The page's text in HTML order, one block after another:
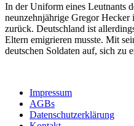
In der Uniform eines Leutnants
neunzehnjährige Gregor
zurück. Deutschland ist
Eltern emigrieren musste. Mit
deutschen Soldaten auf, sich zu
Impressum
AGBs
Datenschutzerklärung